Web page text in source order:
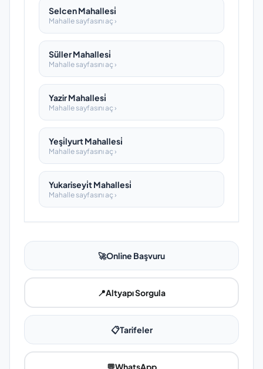
Selcen Mahallesi̇
Mahalle sayfasını aç ›
Süller Mahallesi̇
Mahalle sayfasını aç ›
Yazir Mahallesi̇
Mahalle sayfasını aç ›
Yeşi̇lyurt Mahallesi̇
Mahalle sayfasını aç ›
Yukariseyi̇t Mahallesi̇
Mahalle sayfasını aç ›
🚀Online Başvuru
📍Altyapı Sorgula
📋Tarifeler
💬WhatsApp